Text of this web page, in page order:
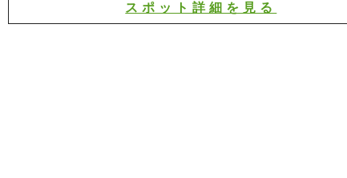
スポット詳細を見る